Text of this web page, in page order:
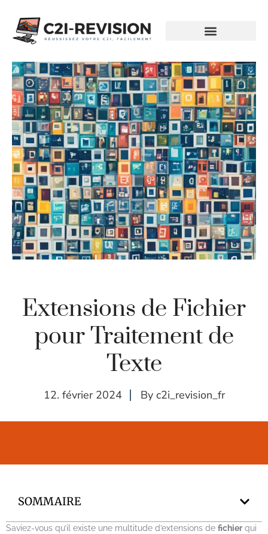
Extensions de Fichier
pour Traitement de
Texte
12. février 2024 By c2i_revision_fr
SOMMAIRE
Saviez-vous qu’il existe une multitude d’extensions de fichierqui